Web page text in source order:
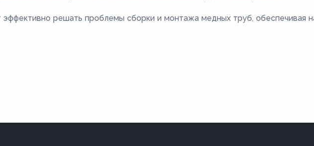
эффективно решать проблемы сборки и монтажа медных труб, обеспечивая